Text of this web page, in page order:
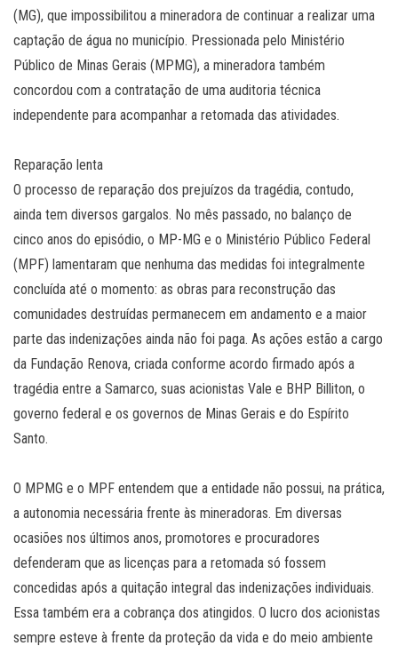
(MG), que impossibilitou a mineradora de continuar a realizar uma
captação de água no município. Pressionada pelo Ministério
Público de Minas Gerais (MPMG), a mineradora também
concordou com a contratação de uma auditoria técnica
independente para acompanhar a retomada das atividades.
Reparação lenta
O processo de reparação dos prejuízos da tragédia, contudo,
ainda tem diversos gargalos. No mês passado, no balanço de
cinco anos do episódio, o MP-MG e o Ministério Público Federal
(MPF) lamentaram que nenhuma das medidas foi integralmente
concluída até o momento: as obras para reconstrução das
comunidades destruídas permanecem em andamento e a maior
parte das indenizações ainda não foi paga. As ações estão a cargo
da Fundação Renova, criada conforme acordo firmado após a
tragédia entre a Samarco, suas acionistas Vale e BHP Billiton, o
governo federal e os governos de Minas Gerais e do Espírito
Santo.
O MPMG e o MPF entendem que a entidade não possui, na prática,
a autonomia necessária frente às mineradoras. Em diversas
ocasiões nos últimos anos, promotores e procuradores
defenderam que as licenças para a retomada só fossem
concedidas após a quitação integral das indenizações individuais.
Essa também era a cobrança dos atingidos. O lucro dos acionistas
sempre esteve à frente da proteção da vida e do meio ambiente